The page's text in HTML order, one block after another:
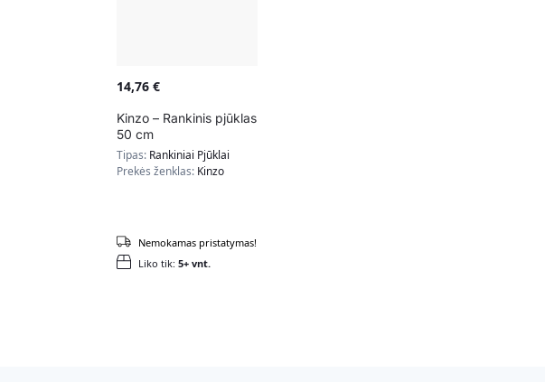
14,76 €
Kinzo – Rankinis pjūklas
50 cm
Tipas: Rankiniai Pjūklai
Prekės ženklas: Kinzo
Liko tik: 5+ vnt.
Nemokamas pristatymas!